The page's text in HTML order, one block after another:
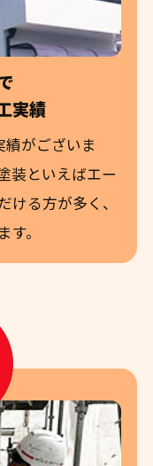
実績
がございま
装といえばエー
ける方が多く、
。